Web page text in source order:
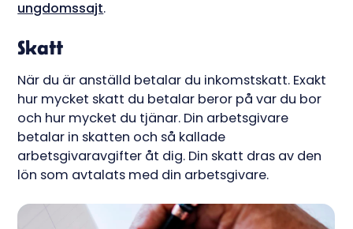
ungdomssajt.
Skatt
När du är anställd betalar du inkomstskatt. Exakt
hur mycket skatt du betalar beror på var du bor
och hur mycket du tjänar. Din arbetsgivare
betalar in skatten och så kallade
arbetsgivaravgifter åt dig. Din skatt dras av den
lön som avtalats med din arbetsgivare.